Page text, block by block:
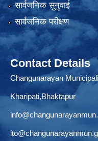
सार्वजनिक सुनुवाई
सार्वजनिक परीक्षण
Contact Details
Changunarayan
Kharipati,Bhaktapur